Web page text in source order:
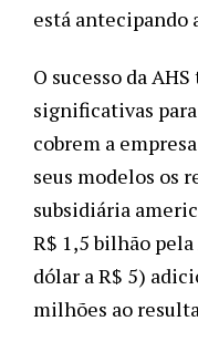
está antecipando
O sucesso da
significativas para
cobrem a
seus modelos os
subsidiária
R$ 1,5 bilhão
dólar a R$ 5)
milhões ao